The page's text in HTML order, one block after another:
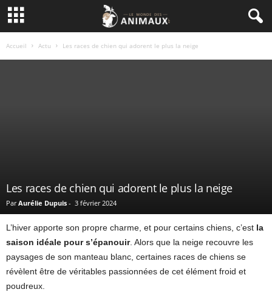
Accueil Actu Les races de chien qui adorent le plus la neige
Les races de chien qui adorent le plus la neige
Par Aurélie Dupuis - 3 février 2024
L’hiver apporte son propre charme, et pour certains chiens, c’est la
saison idéale pour s’épanouir. Alors que la neige recouvre les
paysages de son manteau blanc, certaines races de chiens se
révèlent être de véritables passionnées de cet élément froid et
poudreux.